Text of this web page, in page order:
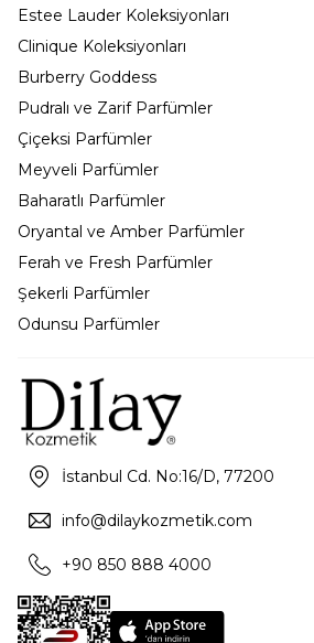
Estee Lauder Koleksiyonları
Clinique Koleksiyonları
Burberry Goddess
Pudralı ve Zarif Parfümler
Çiçeksi Parfümler
Meyveli Parfümler
Baharatlı Parfümler
Oryantal ve Amber Parfümler
Ferah ve Fresh Parfümler
Şekerli Parfümler
Odunsu Parfümler
İstanbul Cd. No:16/D, 77200
info@dilaykozmetik.com
+90 850 888 4000